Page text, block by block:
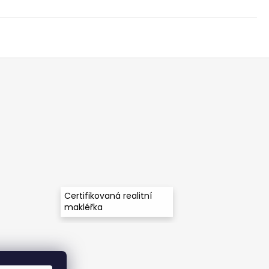
Certifikovaná realitní
makléřka